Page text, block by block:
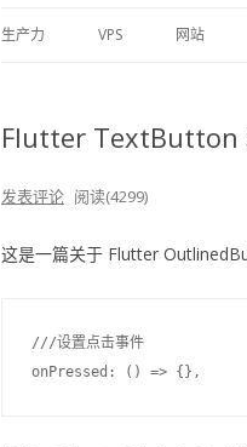
生产力 VPS 网站
Flutter TextButton
发表评论 阅读(4299)
这是一篇关于 Flutter
///设置点击事件